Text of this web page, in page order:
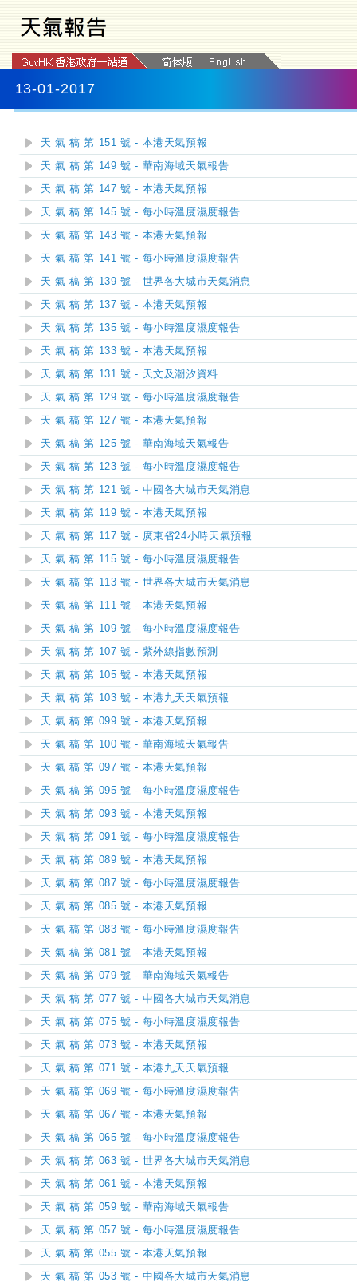
13-01-2017
天 氣 稿 第 151 號 - 本港天氣預報
天 氣 稿 第 149 號 - 華南海域天氣報告
天 氣 稿 第 147 號 - 本港天氣預報
天 氣 稿 第 145 號 - 每小時溫度濕度報告
天 氣 稿 第 143 號 - 本港天氣預報
天 氣 稿 第 141 號 - 每小時溫度濕度報告
天 氣 稿 第 139 號 - 世界各大城市天氣消息
天 氣 稿 第 137 號 - 本港天氣預報
天 氣 稿 第 135 號 - 每小時溫度濕度報告
天 氣 稿 第 133 號 - 本港天氣預報
天 氣 稿 第 131 號 - 天文及潮汐資料
天 氣 稿 第 129 號 - 每小時溫度濕度報告
天 氣 稿 第 127 號 - 本港天氣預報
天 氣 稿 第 125 號 - 華南海域天氣報告
天 氣 稿 第 123 號 - 每小時溫度濕度報告
天 氣 稿 第 121 號 - 中國各大城市天氣消息
天 氣 稿 第 119 號 - 本港天氣預報
天 氣 稿 第 117 號 - 廣東省24小時天氣預報
天 氣 稿 第 115 號 - 每小時溫度濕度報告
天 氣 稿 第 113 號 - 世界各大城市天氣消息
天 氣 稿 第 111 號 - 本港天氣預報
天 氣 稿 第 109 號 - 每小時溫度濕度報告
天 氣 稿 第 107 號 - 紫外線指數預測
天 氣 稿 第 105 號 - 本港天氣預報
天 氣 稿 第 103 號 - 本港九天天氣預報
天 氣 稿 第 099 號 - 本港天氣預報
天 氣 稿 第 100 號 - 華南海域天氣報告
天 氣 稿 第 097 號 - 本港天氣預報
天 氣 稿 第 095 號 - 每小時溫度濕度報告
天 氣 稿 第 093 號 - 本港天氣預報
天 氣 稿 第 091 號 - 每小時溫度濕度報告
天 氣 稿 第 089 號 - 本港天氣預報
天 氣 稿 第 087 號 - 每小時溫度濕度報告
天 氣 稿 第 085 號 - 本港天氣預報
天 氣 稿 第 083 號 - 每小時溫度濕度報告
天 氣 稿 第 081 號 - 本港天氣預報
天 氣 稿 第 079 號 - 華南海域天氣報告
天 氣 稿 第 077 號 - 中國各大城市天氣消息
天 氣 稿 第 075 號 - 每小時溫度濕度報告
天 氣 稿 第 073 號 - 本港天氣預報
天 氣 稿 第 071 號 - 本港九天天氣預報
天 氣 稿 第 069 號 - 每小時溫度濕度報告
天 氣 稿 第 067 號 - 本港天氣預報
天 氣 稿 第 065 號 - 每小時溫度濕度報告
天 氣 稿 第 063 號 - 世界各大城市天氣消息
天 氣 稿 第 061 號 - 本港天氣預報
天 氣 稿 第 059 號 - 華南海域天氣報告
天 氣 稿 第 057 號 - 每小時溫度濕度報告
天 氣 稿 第 055 號 - 本港天氣預報
天 氣 稿 第 053 號 - 中國各大城市天氣消息